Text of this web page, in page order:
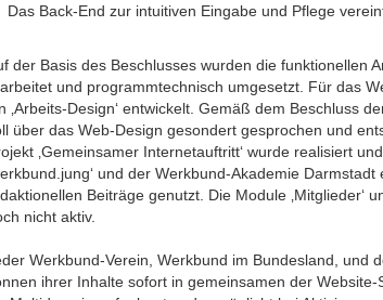
Das Back-End zur intuitiven Eingabe und Pflege
der Basis des Beschlusses wurden die funktionellen
und programmtechnisch umgesetzt. Für das
‚Arbeits-Design‘ entwickelt. Gemäß dem Beschluss
über das Web-Design gesondert gesprochen und
‚Gemeinsamer Internetauftritt‘ wurde realisiert
und der Werkbund-Akademie
Beiträge genutzt. Die Module ‚Mitglieder‘
nicht aktiv.
Werkbund-Verein, Werkbund im Bundesland, und
ihrer Inhalte sofort in gemeinsamen der